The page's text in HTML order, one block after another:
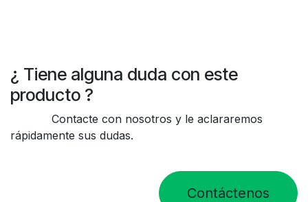
¿ Tiene alguna duda con este
producto ?
Contacte con nosotros y le aclararemos
rápidamente sus dudas.
Contáctenos